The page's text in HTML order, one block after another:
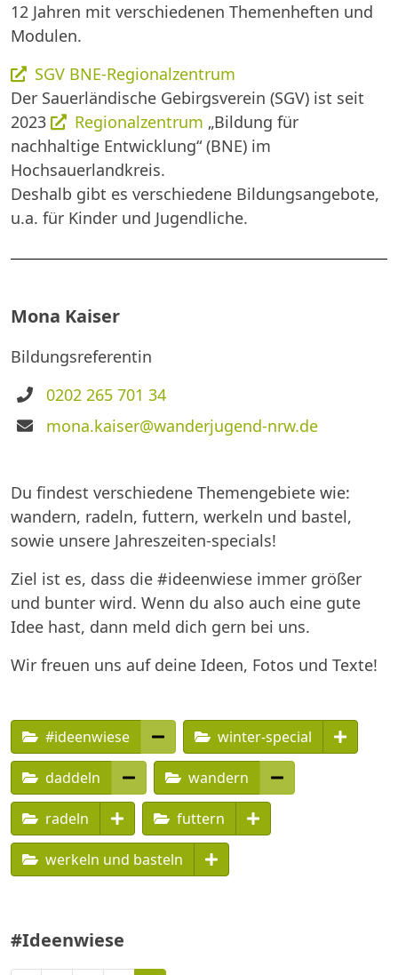
12 Jahren mit verschiedenen Themenheften und
Modulen.
SGV BNE-Regionalzentrum
Der Sauerländische Gebirgsverein (SGV) ist seit
2023
Regionalzentrum „Bildung für
nachhaltige Entwicklung“ (BNE) im
Hochsauerlandkreis.
Deshalb gibt es verschiedene Bildungsangebote,
u.a. für Kinder und Jugendliche.
Mona Kaiser
Bildungsreferentin
Telefon
0202 265 701 34
E-
mona.kaiser@wanderjugend-nrw.de
Du findest verschiedene Themengebiete wie:
wandern, radeln, futtern, werkeln und bastel,
sowie unsere Jahreszeiten-specials!
Ziel ist es, dass die #ideenwiese immer größer
und bunter wird. Wenn du also auch eine gute
Idee hast, dann meld dich gern bei uns.
Wir freuen uns auf deine Ideen, Fotos und Texte!
#ideenwiese winter-special
daddeln wandern
radeln futtern
werkeln und basteln
#Ideenwiese